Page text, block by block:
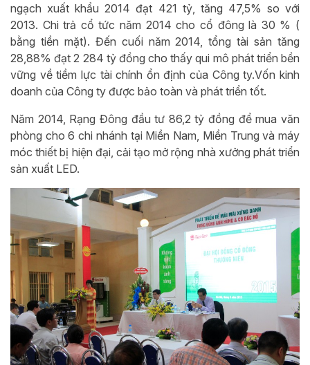
ngạch xuất khẩu 2014 đạt 421 tỷ, tăng 47,5% so với
2013. Chi trả cổ tức năm 2014 cho cổ đông là 30 % (
bằng tiền mặt). Đến cuối năm 2014, tổng tài sản tăng
28,88% đạt 2 284 tỷ đồng cho thấy qui mô phát triển bền
vững về tiềm lực tài chính ổn định của Công ty.Vốn kinh
doanh của Công ty được bảo toàn và phát triển tốt.
Năm 2014, Rạng Đông đầu tư 86,2 tỷ đồng để mua văn
phòng cho 6 chi nhánh tại Miền Nam, Miền Trung và máy
móc thiết bị hiện đại, cải tạo mở rộng nhà xưởng phát triển
sản xuất LED.